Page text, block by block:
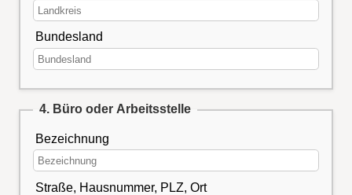
Bundesland
4. Büro oder Arbeitsstelle
Bezeichnung
Straße, Hausnummer, PLZ, Ort